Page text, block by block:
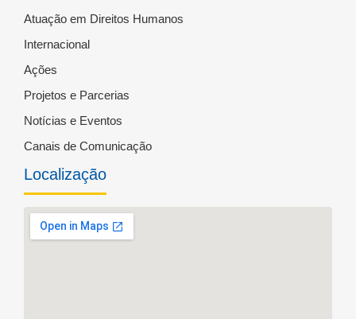
Atuação em Direitos Humanos
Internacional
Ações
Projetos e Parcerias
Notícias e Eventos
Canais de Comunicação
Localização